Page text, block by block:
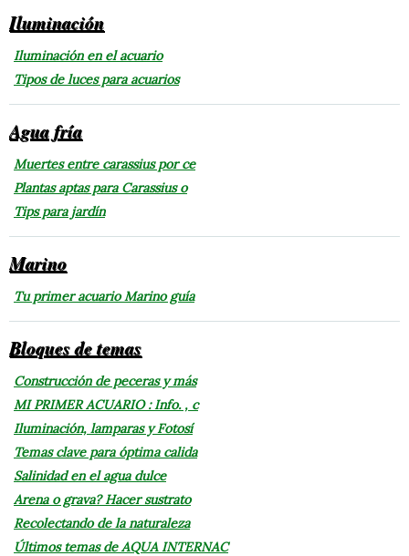
Iluminación
Iluminación en el acuario
Tipos de luces para acuarios
Agua fría
Muertes entre carassius por ce
Plantas aptas para Carassius o
Tips para jardín
Marino
Tu primer acuario Marino guía
Bloques de temas
Construcción de peceras y más
MI PRIMER ACUARIO : Info. , c
Iluminación, lamparas y Fotosí
Temas clave para óptima calida
Salinidad en el agua dulce
Arena o grava? Hacer sustrato
Recolectando de la naturaleza
Últimos temas de AQUA INTERNAC